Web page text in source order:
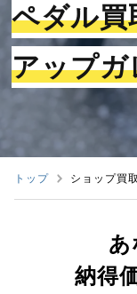
ペダル買
アップ
トップ ショップ買
あ
納得